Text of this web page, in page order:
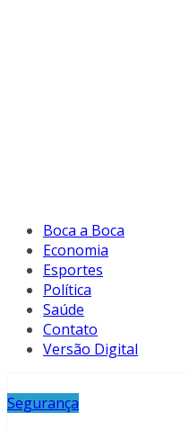
Boca a Boca
Economia
Esportes
Política
Saúde
Contato
Versão Digital
Segurança